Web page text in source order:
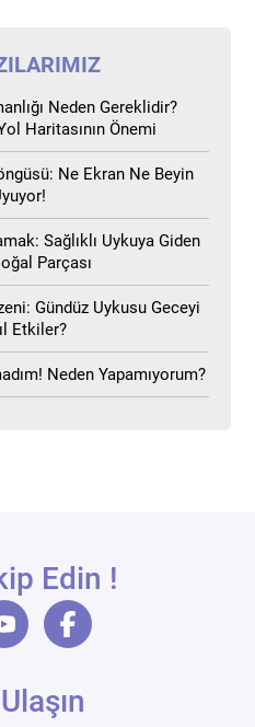
Neden Gereklidir?
Haritasının Önemi
Ne Ekran Ne Beyin
Sağlıklı Uykuya Giden
Parçası
Gündüz Uykusu Geceyi
Etkiler?
Neden Yapamıyorum?
Edin !